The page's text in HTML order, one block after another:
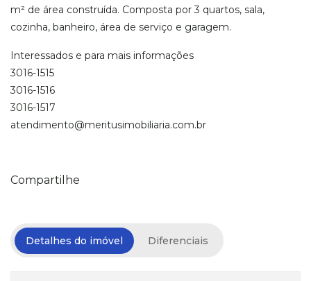
m² de área construída. Composta por 3 quartos, sala,
cozinha, banheiro, área de serviço e garagem.
Interessados e para mais informações
3016-1515
3016-1516
3016-1517
atendimento@meritusimobiliaria.com.br
Compartilhe
Detalhes do imóvel Diferenciais